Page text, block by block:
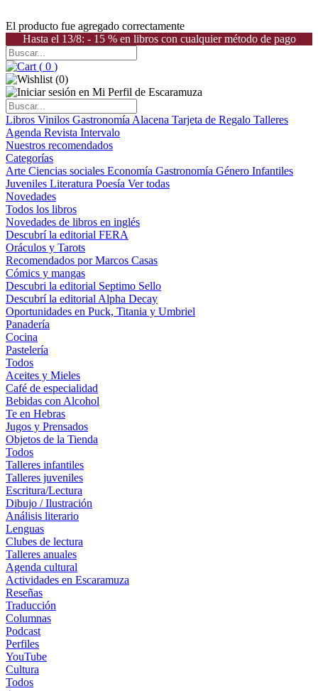
El producto fue agregado correctamente
Hasta el 13/8: - 15 % en libros con cualquier método de pago
( 0 )
(0)
Libros Vinilos Gastronomía Alacena Tarjeta de Regalo Talleres
Agenda Revista Intervalo
Nuestros recomendados
Categorías
Arte Ciencias sociales Economía Gastronomía Género Infantiles
Juveniles Literatura Poesía Ver todas
Novedades
Todos los libros
Novedades de libros en inglés
Descubrí la editorial FERA
Oráculos y Tarots
Recomendados por Marcos Casas
Cómics y mangas
Descubri la editorial Septimo Sello
Descubrí la editorial Alpha Decay
Oportunidades en Puck, Titania y Umbriel
Panadería
Cocina
Pastelería
Todos
Aceites y Mieles
Café de especialidad
Bebidas con Alcohol
Te en Hebras
Jugos y Prensados
Objetos de la Tienda
Todos
Talleres infantiles
Talleres juveniles
Escritura/Lectura
Dibujo / Ilustración
Análisis literario
Lenguas
Clubes de lectura
Talleres anuales
Agenda cultural
Actividades en Escaramuza
Reseñas
Traducción
Columnas
Podcast
Perfiles
YouTube
Cultura
Todos